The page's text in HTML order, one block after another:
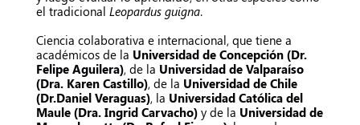
el tradicional Leopardus guigna.
Ciencia colaborativa e internacional, que tiene a
académicos de la Universidad de Concepción (Dr.
Felipe Aguilera), de la Universidad de Valparaíso
(Dra. Karen Castillo), de la Universidad de Chile
(Dr.Daniel Veraguas), la Universidad Católica del
Maule (Dra. Ingrid Carvacho) y de la Universidad de